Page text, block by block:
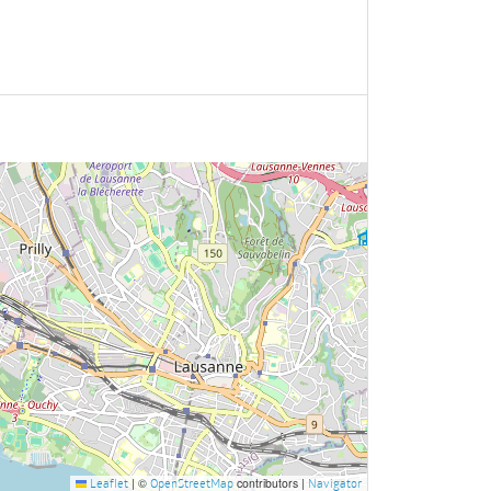
Leaflet |© OpenStreetMapcontributors | Navigator